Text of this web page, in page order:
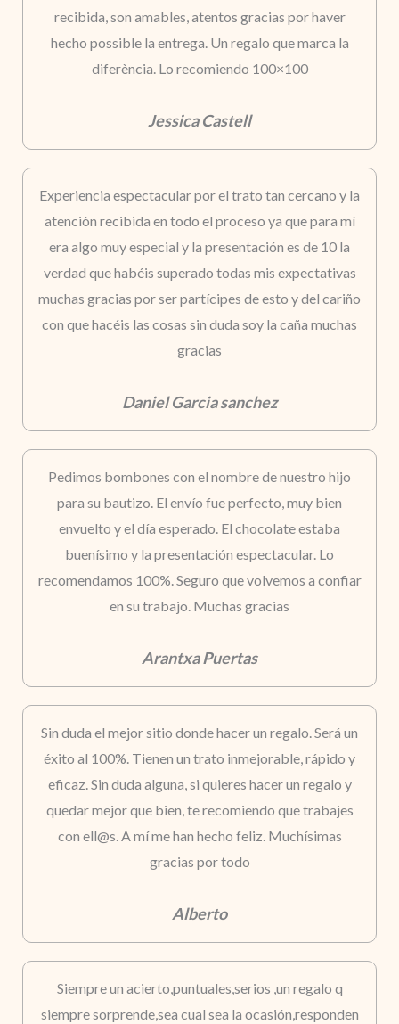
recibida, son amables, atentos gracias por haver
hecho possible la entrega. Un regalo que marca la
diferència. Lo recomiendo 100×100
Jessica Castell
Experiencia espectacular por el trato tan cercano y la
atención recibida en todo el proceso ya que para mí
era algo muy especial y la presentación es de 10 la
verdad que habéis superado todas mis expectativas
muchas gracias por ser partícipes de esto y del cariño
con que hacéis las cosas sin duda soy la caña muchas
gracias
Daniel Garcia sanchez
Pedimos bombones con el nombre de nuestro hijo
para su bautizo. El envío fue perfecto, muy bien
envuelto y el día esperado. El chocolate estaba
buenísimo y la presentación espectacular. Lo
recomendamos 100%. Seguro que volvemos a confiar
en su trabajo. Muchas gracias
Arantxa Puertas
Sin duda el mejor sitio donde hacer un regalo. Será un
éxito al 100%. Tienen un trato inmejorable, rápido y
eficaz. Sin duda alguna, si quieres hacer un regalo y
quedar mejor que bien, te recomiendo que trabajes
con ell@s. A mí me han hecho feliz. Muchísimas
gracias por todo
Alberto
Siempre un acierto,puntuales,serios ,un regalo q
siempre sorprende,sea cual sea la ocasión,responden